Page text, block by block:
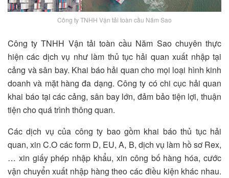
Công ty TNHH Vận tải toàn cầu Năm Sao
Công ty TNHH Vận tải toàn cầu Năm Sao chuyên thực
hiện các dịch vụ như làm thủ tục hải quan xuất nhập tại
cảng và sân bay. Khai báo hải quan cho mọi loại hình kinh
doanh và mặt hàng đa dạng. Công ty có chi cục hải quan
khai báo tại các cảng, sân bay lớn, đảm bảo tiện lợi, thuận
tiện cho quá trình thông quan.
Các dịch vụ của công ty bao gồm khai báo thủ tục hải
quan, xin C.O các form D, EU, A, B, dịch vụ làm hồ sơ Rex,
… xin giấy phép nhập khẩu, xin công bố hàng hóa, cước
vận chuyển xuất nhập hàng theo các điều kiện khác nhau.